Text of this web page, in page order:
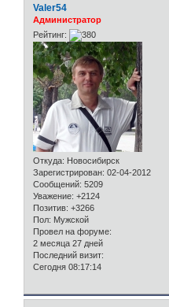
Valer54
Администратор
Рейтинг:
Откуда: Новосибирск
Зарегистрирован: 02-04-2012
Сообщений: 5209
Уважение: +2124
Позитив: +3266
Пол: Мужской
Провел на форуме:
2 месяца 27 дней
Последний визит:
Сегодня 08:17:14